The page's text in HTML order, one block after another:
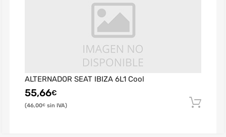
ALTERNADOR SEAT IBIZA 6L1 Cool
55,66€
46,00€